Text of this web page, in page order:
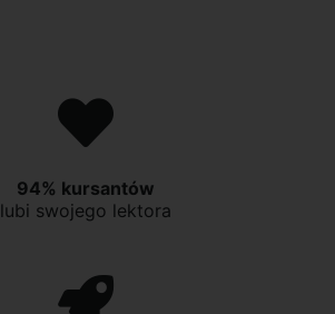
94% kursantów
lubi swojego lektora